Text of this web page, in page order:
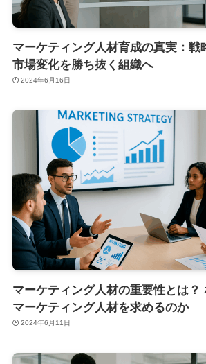
マーケティング人材育成の真実：戦
市場変化を勝ち抜く組織へ
2024年6月16日
マーケティング人材の重要性とは？
マーケティング人材を求めるのか
2024年6月11日